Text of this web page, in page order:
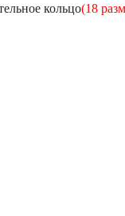
кольцо(18